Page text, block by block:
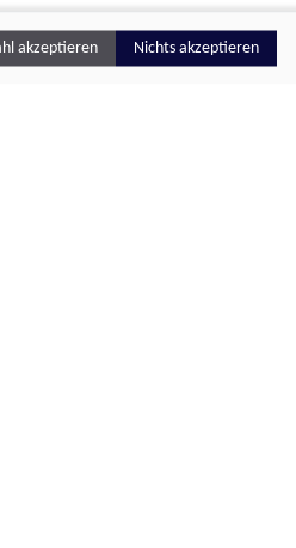
akzeptieren Nichts akzeptieren